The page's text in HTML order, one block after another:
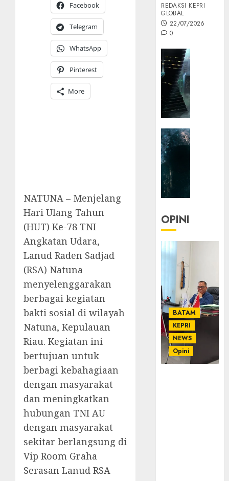
Facebook
Telegram
WhatsApp
Pinterest
More
NATUNA – Menjelang
Hari Ulang Tahun
(HUT) Ke-78 TNI
Angkatan Udara,
Lanud Raden Sadjad
(RSA) Natuna
menyelenggarakan
berbagai kegiatan
bakti sosial di wilayah
Natuna, Kepulauan
Riau. Kegiatan ini
bertujuan untuk
berbagi kebahagiaan
dengan masyarakat
dan meningkatkan
hubungan TNI AU
dengan masyarakat
sekitar berlangsung di
Vip Room Graha
Serasan Lanud RSA
REDAKSI KEPRI
GLOBAL
22/07/2026
0
OPINI
BATAM
KEPRI
NEWS
Opini